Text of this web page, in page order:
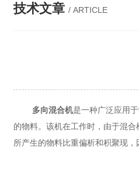
技术文章 / ARTICLE
多向混合机是一种广泛应用
的物料。该机在工作时，由于混
所产生的物料比重偏析和积聚现，